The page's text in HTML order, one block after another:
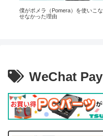
僕がポメラ（Pomera）を使いこな
せなかった理由
WeChat Pay